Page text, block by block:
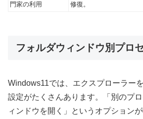
門家の利用
修復。
フォルダウィンドウ別プロ
Windows11では、エクスプローラー
設定がたくさんあります。「別のプ
ィンドウを開く」というオプション